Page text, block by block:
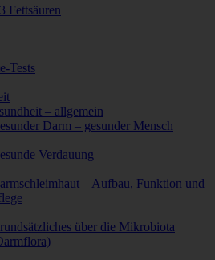
Fettsäuren
Tests
– allgemein
Darm – gesunder Mensch
Verdauung
– Aufbau, Funktion und
über die Mikrobiota